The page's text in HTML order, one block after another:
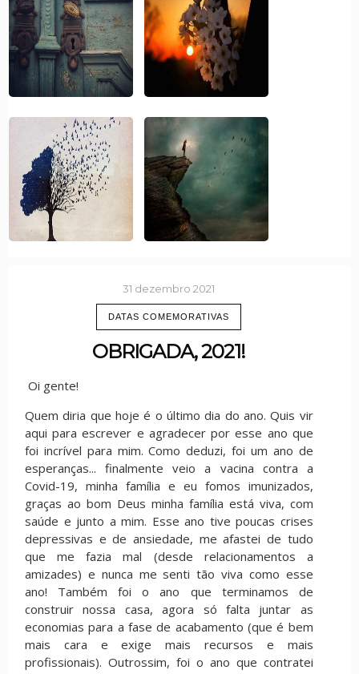
31 dezembro 2021
DATAS COMEMORATIVAS
OBRIGADA, 2021!
Oi gente!
Quem diria que hoje é o último dia do ano. Quis vir
aqui para escrever e agradecer por esse ano que
foi incrível para mim. Como deduzi, foi um ano de
esperanças... finalmente veio a vacina contra a
Covid-19, minha família e eu fomos imunizados,
graças ao bom Deus minha família está viva, com
saúde e junto a mim. Esse ano tive poucas crises
depressivas e de ansiedade, me afastei de tudo
que me fazia mal (desde relacionamentos a
amizades) e nunca me senti tão viva como esse
ano! Também foi o ano que terminamos de
construir nossa casa, agora só falta juntar as
economias para a fase de acabamento (que é bem
mais cara e exige mais recursos e mais
profissionais). Outrossim, foi o ano que contratei